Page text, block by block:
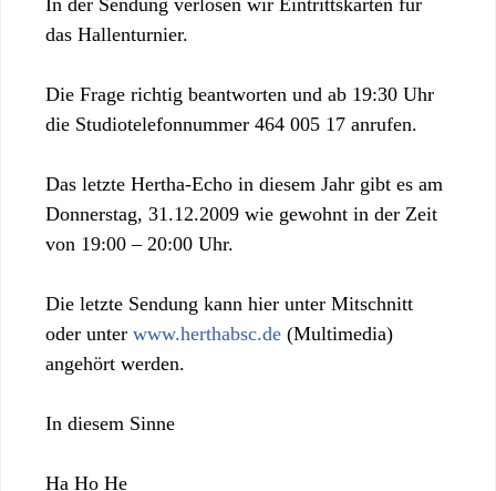
In der Sendung verlosen wir Eintrittskarten für
das Hallenturnier.
Die Frage richtig beantworten und ab 19:30 Uhr
die Studiotelefonnummer 464 005 17 anrufen.
Das letzte Hertha-Echo in diesem Jahr gibt es am
Donnerstag, 31.12.2009 wie gewohnt in der Zeit
von 19:00 – 20:00 Uhr.
Die letzte Sendung kann hier unter Mitschnitt
oder unter www.herthabsc.de (Multimedia)
angehört werden.
In diesem Sinne
Ha Ho He